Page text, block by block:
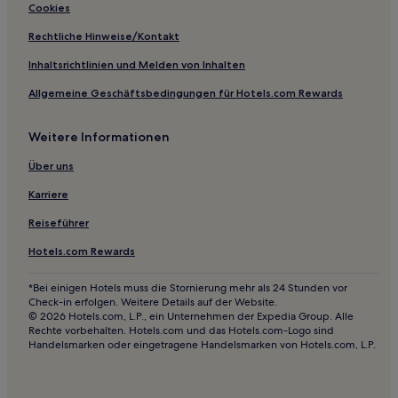
3-Sterne-Hotels in Kobe
4-Sterne-Hotels in Kobe
Cookies
Rechtliche Hinweise/Kontakt
Inhaltsrichtlinien und Melden von Inhalten
Allgemeine Geschäftsbedingungen für Hotels.com Rewards
Weitere Informationen
Über uns
Karriere
Reiseführer
Hotels.com Rewards
*Bei einigen Hotels muss die Stornierung mehr als 24 Stunden vor
Check-in erfolgen. Weitere Details auf der Website.
© 2026 Hotels.com, L.P., ein Unternehmen der Expedia Group. Alle
Rechte vorbehalten. Hotels.com und das Hotels.com-Logo sind
Handelsmarken oder eingetragene Handelsmarken von Hotels.com, L.P.